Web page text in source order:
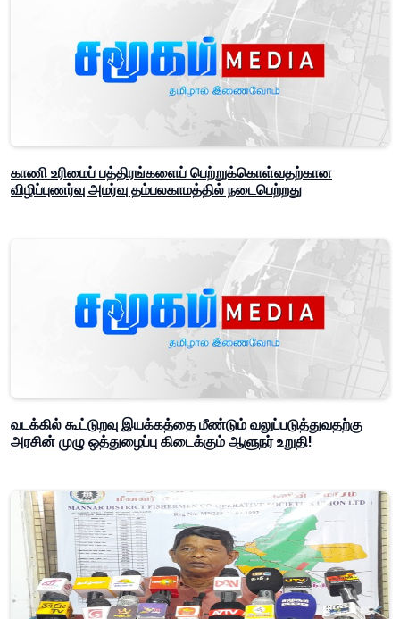
காணி உரிமைப் பத்திரங்களைப் பெற்றுக்கொள்வதற்கான
விழிப்புணர்வு அமர்வு தம்பலகாமத்தில் நடைபெற்றது
வடக்கில் கூட்டுறவு இயக்கத்தை மீண்டும் வலுப்படுத்துவதற்கு
அரசின் முழு ஒத்துழைப்பு கிடைக்கும் ஆளுநர் உறுதி!